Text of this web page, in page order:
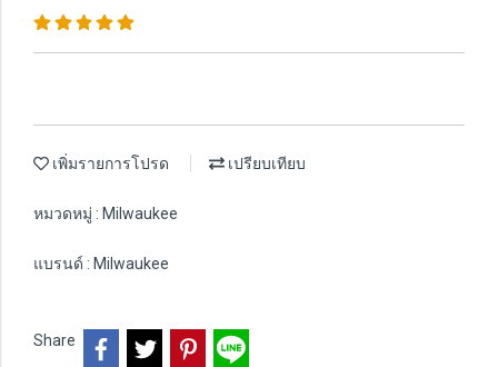
เพิ่มรายการโปรด เปรียบเทียบ
หมวดหมู่ : Milwaukee
แบรนด์ : Milwaukee
Share